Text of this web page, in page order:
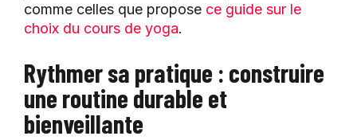
comme celles que propose ce guide sur le
choix du cours de yoga.
Rythmer sa pratique : construire
une routine durable et
bienveillante